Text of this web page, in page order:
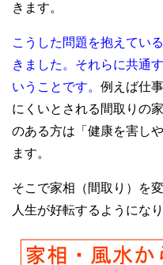
きます。
こうした問題を抱えてい
きました。それらに共通
いうことです。 例えば仕
にくいとされる間取りの
のある方は「健康を害し
ます。
そこで家相（間取り）を
人生が好転するようになり